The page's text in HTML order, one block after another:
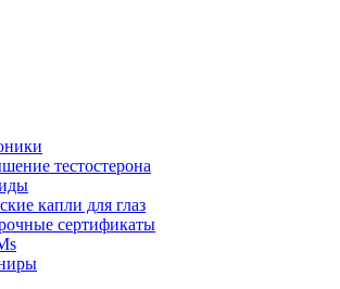
тестостерона
капли для глаз
сертификаты